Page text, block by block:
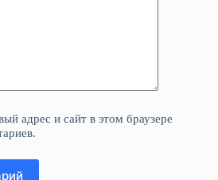
адрес и сайт в этом браузере